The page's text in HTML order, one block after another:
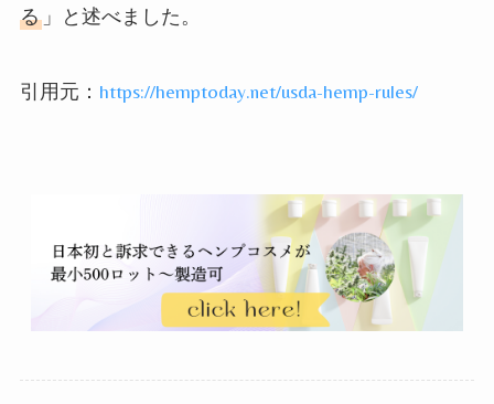
る」と述べました。
引用元： https://hemptoday.net/usda-hemp-rules/